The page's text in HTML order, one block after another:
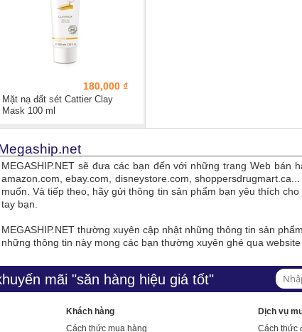
180,000 ₫
Mặt nạ đất sét Cattier Clay
Mask 100 ml
MEGASHIP.NET sẽ đưa các bạn đến với những trang Web
amazon.com, ebay.com, disneystore.com,
muốn. Và tiếp theo, hãy gửi thông tin sản phẩm bạn yêu thích
tay bạn.
MEGASHIP.NET thường xuyên cập nhật những thông tin sản
những thông tin này mong các bạn thường xuyên ghé qua
mãi "săn hàng hiệu giá tốt"
Khách hàng
Cách thức mua hàng
Dịch vụ
Cách thức